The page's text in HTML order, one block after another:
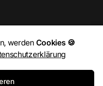
werden Cookies 🍪